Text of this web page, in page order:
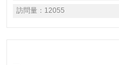
以及其它相關特性進行測試。
測試的目的是判斷產品在這些
訪問量： 12055